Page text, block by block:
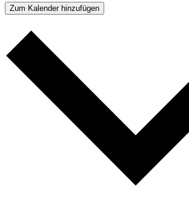
Zum Kalender hinzufügen